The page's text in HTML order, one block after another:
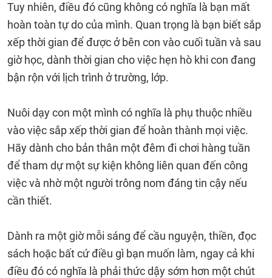
Tuy nhiên, điều đó cũng không có nghĩa là bạn mất
hoàn toàn tự do của mình. Quan trọng là bạn biết sắp
xếp thời gian để được ở bên con vào cuối tuần và sau
giờ học, dành thời gian cho việc hẹn hò khi con đang
bận rộn với lịch trình ở trường, lớp.
Nuôi dạy con một mình có nghĩa là phụ thuộc nhiều
vào việc sắp xếp thời gian để hoàn thành mọi việc.
Hãy dành cho bản thân một đêm đi chơi hàng tuần
để tham dự một sự kiện không liên quan đến công
việc và nhờ một người trông nom đáng tin cậy nếu
cần thiết.
Dành ra một giờ mỗi sáng để cầu nguyện, thiền, đọc
sách hoặc bất cứ điều gì bạn muốn làm, ngay cả khi
điều đó có nghĩa là phải thức dậy sớm hơn một chút